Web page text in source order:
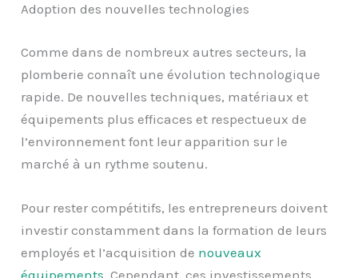
Adoption des nouvelles technologies
Comme dans de nombreux autres secteurs, la
plomberie connaît une évolution technologique
rapide. De nouvelles techniques, matériaux et
équipements plus efficaces et respectueux de
l’environnement font leur apparition sur le
marché à un rythme soutenu.
Pour rester compétitifs, les entrepreneurs doivent
investir constamment dans la formation de leurs
employés et l’acquisition de nouveaux
équipements. Cependant, ces investissements